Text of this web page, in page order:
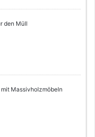
den Müll
Massivholzmöbeln